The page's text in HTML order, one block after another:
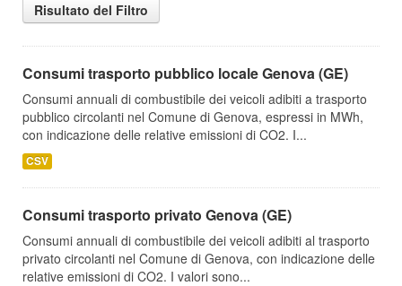
Risultato del Filtro
Consumi trasporto pubblico locale Genova (GE)
Consumi annuali di combustibile dei veicoli adibiti a trasporto
pubblico circolanti nel Comune di Genova, espressi in MWh,
con indicazione delle relative emissioni di CO2. I...
CSV
Consumi trasporto privato Genova (GE)
Consumi annuali di combustibile dei veicoli adibiti al trasporto
privato circolanti nel Comune di Genova, con indicazione delle
relative emissioni di CO2. I valori sono...